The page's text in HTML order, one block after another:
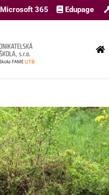
Microsoft 365 Edupage